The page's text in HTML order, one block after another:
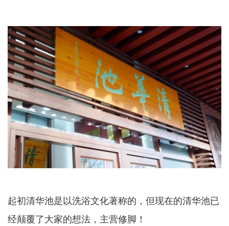
起初清华池是以洗浴文化著称的，但现在的清华池已
经颠覆了大家的想法，主营修脚！